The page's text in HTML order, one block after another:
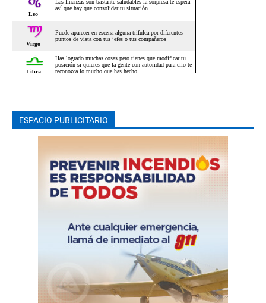
ESPACIO PUBLICITARIO